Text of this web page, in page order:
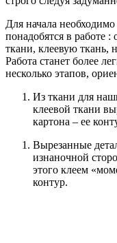
Для начала
понадобятся в работе
ткани, клеевую ткань,
Работа станет более
несколько этапов,
Из ткани для
клеевой ткани
картона – ее
Вырезанные
изнаночной
этого клеем
контур.